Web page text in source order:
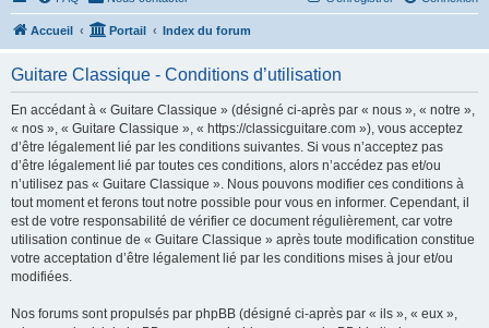
Accueil Portail Index du forum
Guitare Classique - Conditions d’utilisation
En accédant à « Guitare Classique » (désigné ci-après par « nous », « notre »,
« nos », « Guitare Classique », « https://classicguitare.com »), vous acceptez
d’être légalement lié par les conditions suivantes. Si vous n’acceptez pas
d’être légalement lié par toutes ces conditions, alors n’accédez pas et/ou
n’utilisez pas « Guitare Classique ». Nous pouvons modifier ces conditions à
tout moment et ferons tout notre possible pour vous en informer. Cependant, il
est de votre responsabilité de vérifier ce document régulièrement, car votre
utilisation continue de « Guitare Classique » après toute modification constitue
votre acceptation d’être légalement lié par les conditions mises à jour et/ou
modifiées.
Nos forums sont propulsés par phpBB (désigné ci-après par « ils », « eux »,